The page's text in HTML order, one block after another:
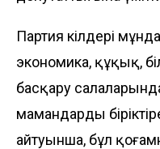
Партия өкілдері
экономика, құқық,
басқару
мамандарды
айтуынша, бұл